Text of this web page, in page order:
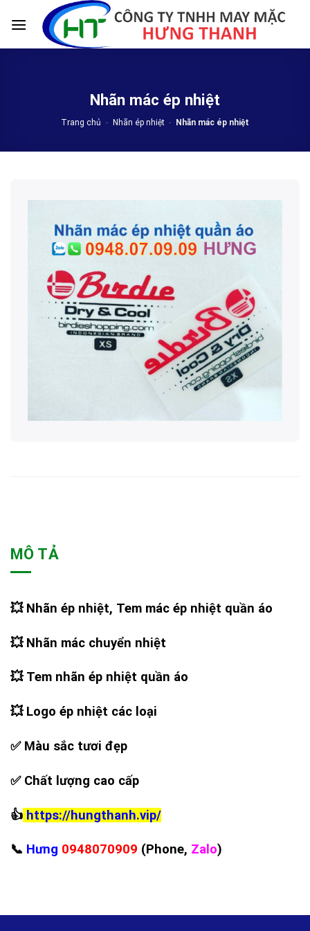
Nhãn mác ép nhiệt
Trang chủ - Nhãn ép nhiệt - Nhãn mác ép nhiệt
MÔ TẢ
💥Nhãn ép nhiệt, Tem mác ép nhiệt quần áo
💥Nhãn mác chuyển nhiệt
💥Tem nhãn ép nhiệt quần áo
💥Logo ép nhiệt các loại
✅Màu sắc tươi đẹp
✅Chất lượng cao cấp
👍 https://hungthanh.vip/
📞 Hưng 0948070909 (Phone, Zalo)